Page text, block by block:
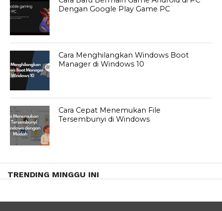
Dengan Google Play Game PC
Cara Menghilangkan Windows Boot
Manager di Windows 10
Cara Cepat Menemukan File
Tersembunyi di Windows
TRENDING MINGGU INI